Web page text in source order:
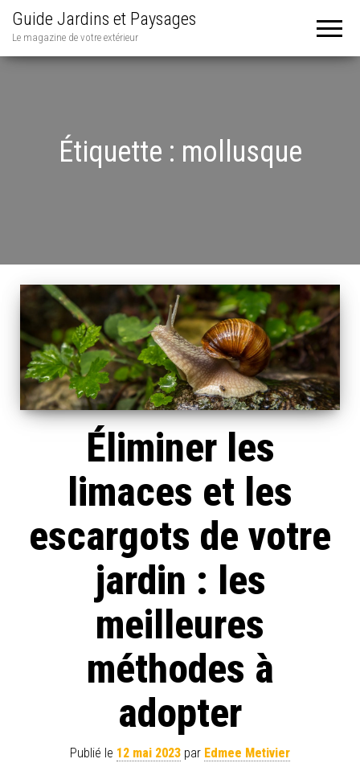
Guide Jardins et Paysages
Le magazine de votre extérieur
Étiquette : mollusque
Éliminer les
limaces et les
escargots de votre
jardin : les
meilleures
méthodes à
adopter
Publié le 12 mai 2023 par Edmee Metivier